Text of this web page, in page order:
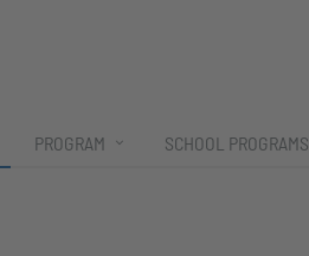
PROGRAM SCHOOL PROGRAMS